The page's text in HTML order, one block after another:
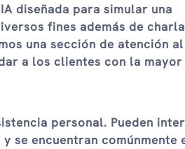
diseñada para simular una
fines además de
una sección de atención
a los clientes con la
personal. Pueden
se encuentran comúnmente